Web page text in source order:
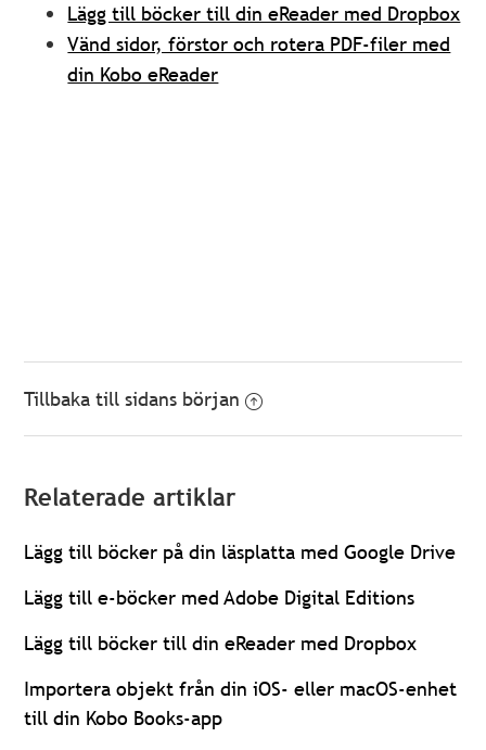
Lägg till böcker till din eReader med Dropbox
Vänd sidor, förstor och rotera PDF-filer med
din Kobo eReader
Tillbaka till sidans början
Relaterade artiklar
Lägg till böcker på din läsplatta med Google Drive
Lägg till e-böcker med Adobe Digital Editions
Lägg till böcker till din eReader med Dropbox
Importera objekt från din iOS- eller macOS-enhet
till din Kobo Books-app